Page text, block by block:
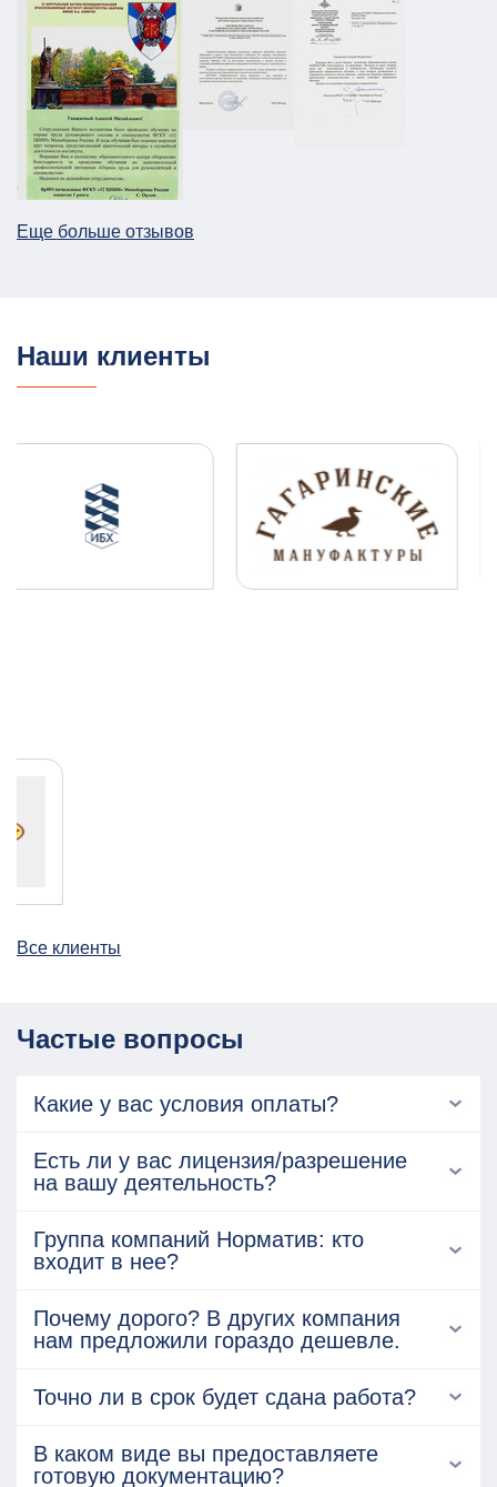
Паспорт безопасности для предприятия
НПП в г. Москва
АТЗ Паспорт АТЗ
Постановление Правительства №258
26.12.2025
04.08.2025 ПОДРОБНЕЕ
Еще больше отзывов
Наши клиенты
Все клиенты
Частые вопросы
Какие у вас условия оплаты?
Есть ли у вас лицензия/разрешение
на вашу деятельность?
Группа компаний Норматив: кто
входит в нее?
Почему дорого? В других компания
нам предложили гораздо дешевле.
Точно ли в срок будет сдана работа?
В каком виде вы предоставляете
готовую документацию?